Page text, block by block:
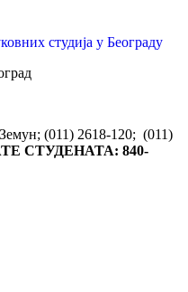
(011) 2618-120; (011)
СТУДЕНАТА: 840-